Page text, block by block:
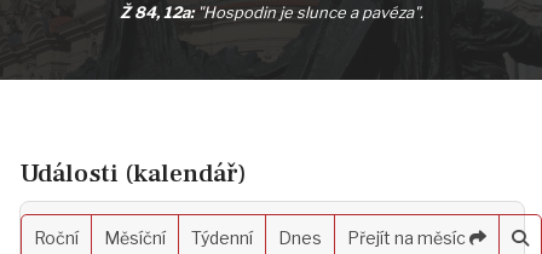
Ž 84, 12a:"Hospodin je slunce a pavéza".
Události (kalendář)
Roční Měsíční Týdenní Dnes Přejít na měsíc